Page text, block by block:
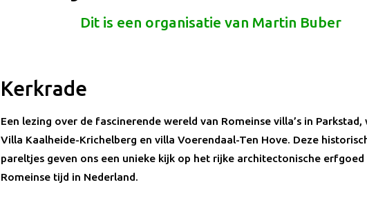
Dit is een organisatie van Martin Buber
Kerkrade
Een lezing over de fascinerende wereld van Romeinse villa’s in
Villa Kaalheide-Krichelberg en villa Voerendaal-Ten Hove. Deze
pareltjes geven ons een unieke kijk op het rijke architectonische erfgoed
Romeinse tijd in Nederland.